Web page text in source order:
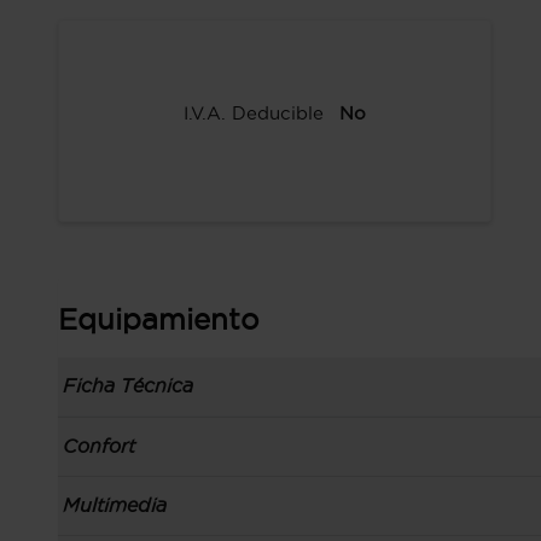
I.V.A. Deducible No
Equipamiento
Ficha Técnica
Información de la versión: número última lista
Carrocería tipo todoterreno con 5 puertas,
Confort
Toma/s de 12v en la zona de carga, los
Multimedia